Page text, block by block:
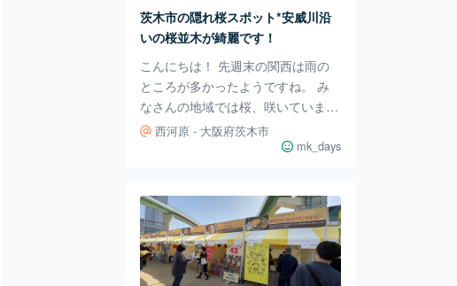
茨木市の隠れ桜スポット*安威川沿
いの桜並木が綺麗です！
こんにちは！ 先週末の関西は雨の
ところが多かったようですね。 み
なさんの地域では桜、咲いています
か？ 私は雨が降る前の土曜日、桜
を見に行って来ました🌸 大阪府茨
と思います。 その場所がこちら。
先日ご紹介しました、西河原公園の
近くを流れる安威川。 Google Map
上の中央を南北に流れている川で
西河原 - 大阪府茨木市
mk_days